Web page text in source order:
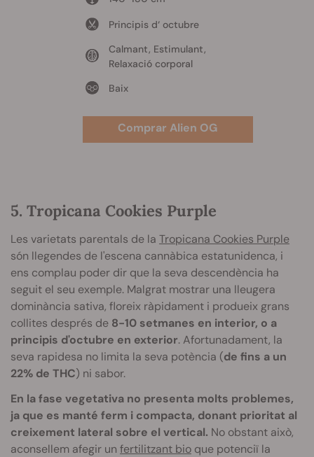
Principis d‘ octubre
Calmant, Estimulant,
Relaxació corporal
Baix
Comprar Alien OG
5. Tropicana Cookies Purple
Les varietats parentals de la Tropicana Cookies Purple
són llegendes de l'escena cannàbica estatunidenca, i
ens complau poder dir que la seva descendència ha
seguit el seu exemple. Malgrat mostrar una lleugera
dominància sativa, floreix ràpidament i produeix grans
collites després de 8-10 setmanes en interior, o a
principis d'octubre en exterior. Afortunadament, la
seva rapidesa no limita la seva potència (de fins a un
22% de THC) ni sabor.
En la fase vegetativa no presenta molts problemes,
ja que es manté ferm i compacta, donant prioritat al
creixement lateral sobre el vertical. No obstant això,
aconsellem afegir un fertilitzant bio que potenciï la